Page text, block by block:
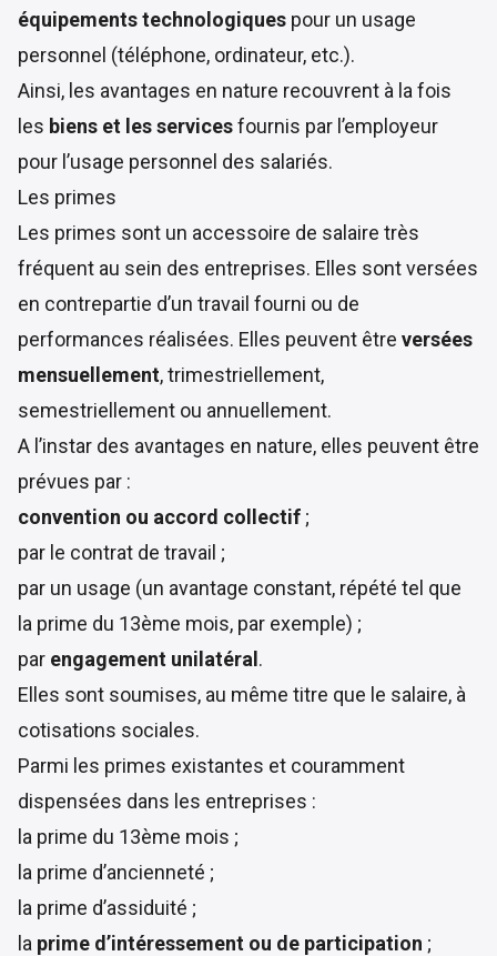
équipements technologiques pour un usage
personnel (téléphone, ordinateur, etc.).
Ainsi, les avantages en nature recouvrent à la fois
les biens et les servicesfournis par l’employeur
pour l’usage personnel des salariés.
Les primes
Les primes sont un accessoire de salaire très
fréquent au sein des entreprises. Elles sont versées
en contrepartie d’un travail fourni ou de
performances réalisées. Elles peuvent être versées
mensuellement, trimestriellement,
semestriellement ou annuellement.
A l’instar des avantages en nature, elles peuvent être
prévues par :
convention ou accord collectif ;
par le contrat de travail ;
par un usage (un avantage constant, répété tel que
la prime du 13ème mois, par exemple) ;
par engagement unilatéral .
Elles sont soumises, au même titre que le salaire, à
cotisations sociales.
Parmi les primes existantes et couramment
dispensées dans les entreprises :
la prime du 13ème mois ;
la prime d’ancienneté ;
la prime d’assiduité ;
la prime d’intéressement ou de participation ;